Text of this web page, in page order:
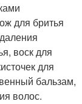
для бритья
воск для
для
бальзам,
волос.